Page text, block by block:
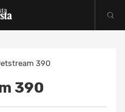
390
390